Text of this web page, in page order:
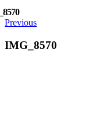
Previous
IMG_8570